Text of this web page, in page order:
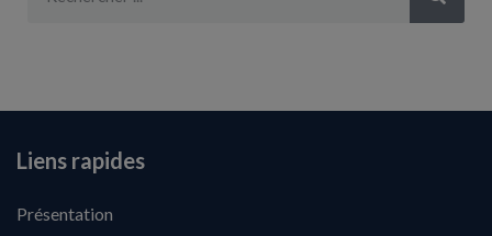
Liens rapides
Présentation